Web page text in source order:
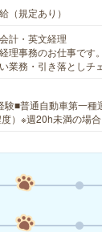
（規定あり）
計・英文経理
理事務のお仕事です
業務・引き落としチ
験■普通自動車第一種
度）※週20h未満の場